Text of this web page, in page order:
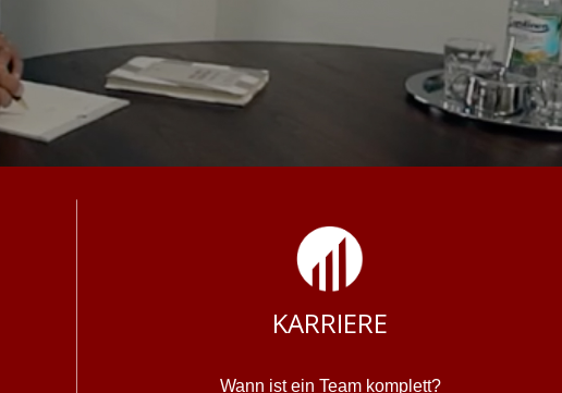
KARRIERE
Wann ist ein Team komplett?